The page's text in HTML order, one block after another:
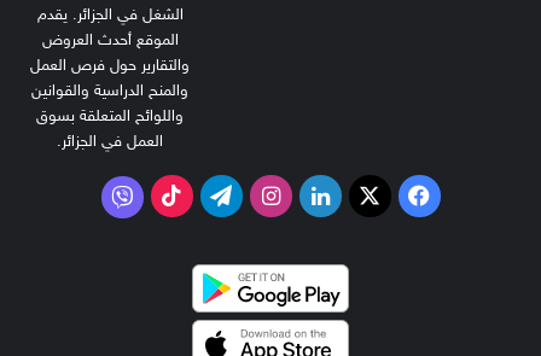
الشغل في الجزائر. يقدم
الموقع أحدث العروض
والتقارير حول فرص العمل
والمنح الدراسية والقوانين
واللوائح المتعلقة بسوق
العمل في الجزائر.
فيسبوك
‫X لينكدإنانستقرامتيلقرام‫TikTokفايبر